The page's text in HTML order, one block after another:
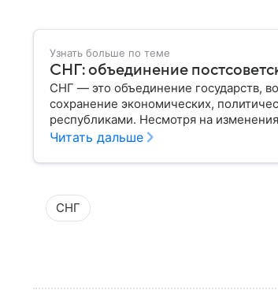
Узнать больше по теме
СНГ: объединение
СНГ — это объединение государств,
сохранение экономических,
республиками. Несмотря на
функционировать как площадка для
Читать дальше
СНГ